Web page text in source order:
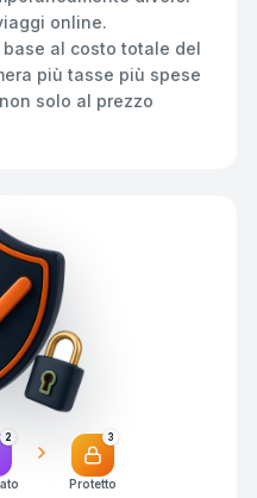
online.
al costo totale del
più tasse più spese
solo al prezzo
2 3
Protetto